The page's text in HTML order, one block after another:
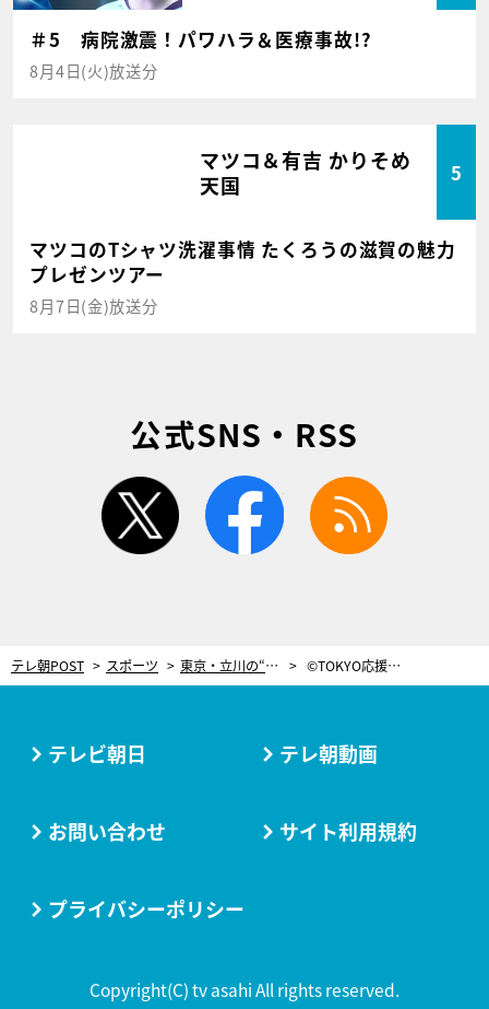
＃5 病院激震！パワハラ＆医療事故!?
8月4日(火)放送分
マツコ＆有吉 かりそめ
天国
5
マツコのTシャツ洗濯事情 たくろうの滋賀の魅力
プレゼンツアー
8月7日(金)放送分
公式SNS・RSS
twitter facebook
テレ朝POST スポーツ 東京・立川の“海のないビーチ”に、世界が注目。五輪の事前キャンプ地にも決定 ©TOKYO応援宣言
テレビ朝日 テレ朝動画
お問い合わせ サイト利用規約
プライバシーポリシー
Copyright(C) tv asahi All rights reserved.